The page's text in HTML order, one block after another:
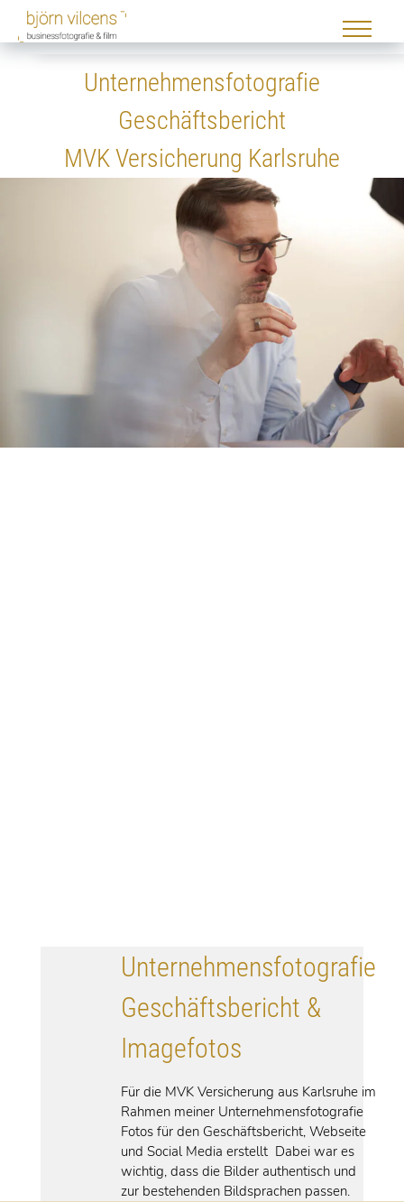
Unternehmensfotografie
Geschäftsbericht
MVK Versicherung Karlsruhe
Unternehmensfotografie
Geschäftsbericht &
Imagefotos
Für die MVK Versicherung aus Karlsruhe im
Rahmen meiner Unternehmensfotografie
Fotos für den Geschäftsbericht, Webseite
und Social Media erstellt Dabei war es
wichtig, dass die Bilder authentisch und
zur bestehenden Bildsprachen passen.